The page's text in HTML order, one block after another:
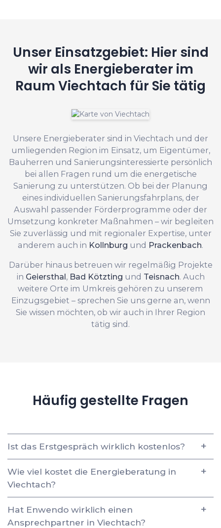
Unser Einsatzgebiet: Hier sind
wir als Energieberater im
Raum Viechtach für Sie tätig
Unsere Energieberater sind in Viechtach und der
umliegenden Region im Einsatz, um Eigentümer,
Bauherren und Sanierungsinteressierte persönlich
bei allen Fragen rund um die energetische
Sanierung zu unterstützen. Ob bei der Planung
eines individuellen Sanierungsfahrplans, der
Auswahl passender Förderprogramme oder der
Umsetzung konkreter Maßnahmen – wir begleiten
Sie zuverlässig und mit regionaler Expertise, unter
anderem auch in Kollnburg und Prackenbach.
Darüber hinaus betreuen wir regelmäßig Projekte
in Geiersthal, Bad Kötzting und Teisnach. Auch
weitere Orte im Umkreis gehören zu unserem
Einzugsgebiet – sprechen Sie uns gerne an, wenn
Sie wissen möchten, ob wir auch in Ihrer Region
tätig sind.
Häufig gestellte Fragen
Ist das Erstgespräch wirklich kostenlos?
Wie viel kostet die Energieberatung in
Viechtach?
Hat Enwendo wirklich einen
Ansprechpartner in Viechtach?